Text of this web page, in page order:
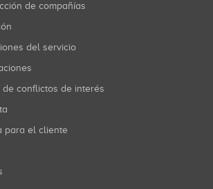
de compañías
del servicio
de conflictos de interés
para el cliente